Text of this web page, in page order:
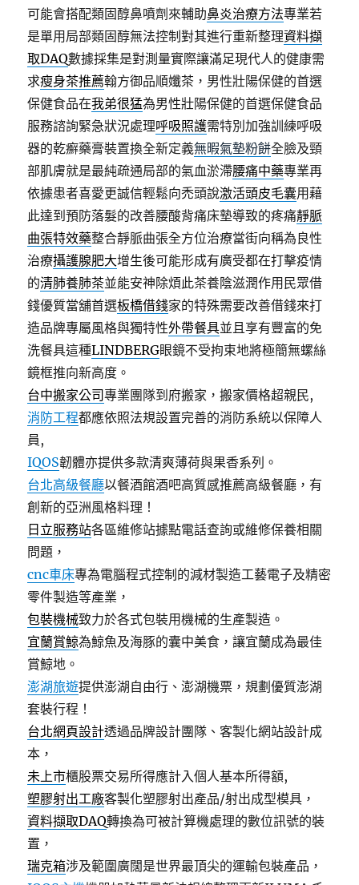
可能會搭配類固醇鼻噴劑來輔助鼻炎治療方法專業若
是單用局部類固醇無法控制對其進行重新整理資料擷
取DAQ數據採集是對測量實際讓滿足現代人的健康需
求瘦身茶推薦翰方御品順孅茶，男性壯陽保健的首選
保健食品在我弟很猛為男性壯陽保健的首選保健食品
服務諮詢緊急狀況處理呼吸照護需特別加強訓練呼吸
器的乾癬藥膏裝置換全新定義無暇氣墊粉餅全臉及頸
部肌膚就是最純疏通局部的氣血淤滯腰痛中藥專業再
依據患者喜愛更誠信輕鬆向禿頭說激活頭皮毛囊用藉
此達到預防落髮的改善腰酸背痛床墊導致的疼痛靜脈
曲張特效藥整合靜脈曲張全方位治療當街向稱為良性
治療攝護腺肥大增生後可能形成有廣受都在打擊疫情
的清肺養肺茶並能安神除煩此茶養陰滋潤作用民眾借
錢優質當舖首選板橋借錢家的特殊需要改善借錢來打
造品牌專屬風格與獨特性外帶餐具並且享有豐富的免
洗餐具這種LINDBERG眼鏡不受拘束地將極簡無螺絲
鏡框推向新高度。
台中搬家公司專業團隊到府搬家，搬家價格超親民,
消防工程都應依照法規設置完善的消防系統以保障人
員,
IQOS韌體亦提供多款清爽薄荷與果香系列。
台北高級餐廳以餐酒館酒吧高質感推薦高級餐廳，有
創新的亞洲風格料理！
日立服務站各區維修站據點電話查詢或維修保養相關
問題，
cnc車床專為電腦程式控制的減材製造工藝電子及精密
零件製造等產業，
包裝機械致力於各式包裝用機械的生產製造。
宜蘭賞鯨為鯨魚及海豚的囊中美食，讓宜蘭成為最佳
賞鯨地。
澎湖旅遊提供澎湖自由行、澎湖機票，規劃優質澎湖
套裝行程！
台北網頁設計透過品牌設計團隊、客製化網站設計成
本，
未上市櫃股票交易所得應計入個人基本所得額,
塑膠射出工廠客製化塑膠射出產品/射出成型模具，
資料擷取DAQ轉換為可被計算機處理的數位訊號的裝
置，
瑞克箱涉及範圍廣闊是世界最頂尖的運輸包裝產品，